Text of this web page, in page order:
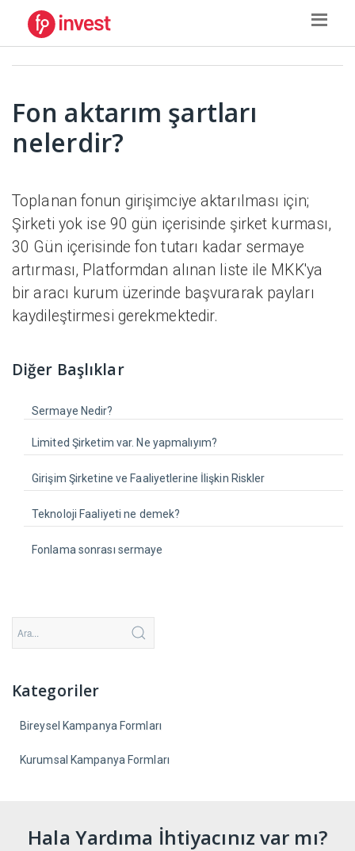
Fon aktarım şartları
nelerdir?
Toplanan fonun girişimciye aktarılması için;
Şirketi yok ise 90 gün içerisinde şirket kurması,
30 Gün içerisinde fon tutarı kadar sermaye
artırması, Platformdan alınan liste ile MKK'ya
bir aracı kurum üzerinde başvurarak payları
kaydileştirmesi gerekmektedir.
Diğer Başlıklar
Sermaye Nedir?
Limited Şirketim var. Ne yapmalıyım?
Girişim Şirketine ve Faaliyetlerine İlişkin Riskler
Teknoloji Faaliyeti ne demek?
Fonlama sonrası sermaye
Kategoriler
Bireysel Kampanya Formları
Kurumsal Kampanya Formları
Hala Yardıma İhtiyacınız var mı?